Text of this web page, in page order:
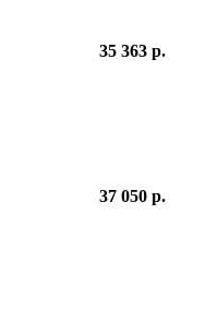
35 363 р.
37 050 р.